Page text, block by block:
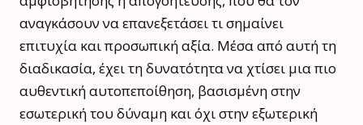
αναγκάσουν να επανεξετάσει τι σημαίνει
επιτυχία και προσωπική αξία. Μέσα από αυτή τη
διαδικασία, έχει τη δυνατότητα να χτίσει μια πιο
αυθεντική αυτοπεποίθηση, βασισμένη στην
εσωτερική του δύναμη και όχι στην εξωτερική